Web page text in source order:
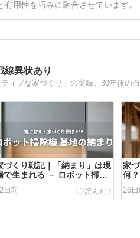
用性を巧みに融合させています。
線異状あり
づくり戦記｜「納まり」は現
で生まれる － ロボット掃除
機が教えてくれた5cmの価値
日前
家
何
気
26日